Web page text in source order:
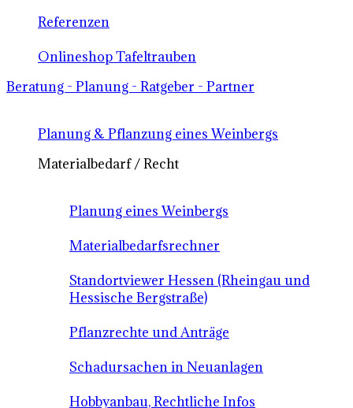
Referenzen
Onlineshop Tafeltrauben
Beratung - Planung - Ratgeber - Partner
Planung & Pflanzung eines Weinbergs
Materialbedarf / Recht
Planung eines Weinbergs
Materialbedarfsrechner
Standortviewer Hessen (Rheingau und
Hessische Bergstraße)
Pflanzrechte und Anträge
Schadursachen in Neuanlagen
Hobbyanbau, Rechtliche Infos